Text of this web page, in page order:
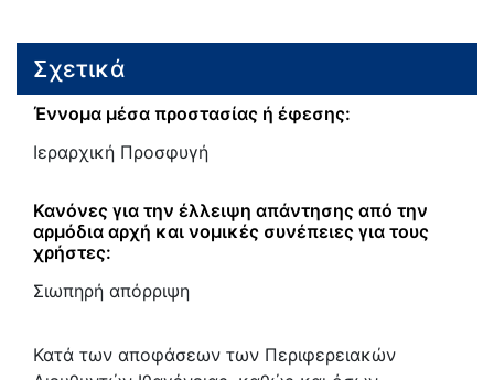
Σχετικά
Έννομα μέσα προστασίας ή έφεσης:
Ιεραρχική Προσφυγή
Κανόνες για την έλλειψη απάντησης από την
αρμόδια αρχή και νομικές συνέπειες για τους
χρήστες:
Σιωπηρή απόρριψη
Κατά των αποφάσεων των Περιφερειακών